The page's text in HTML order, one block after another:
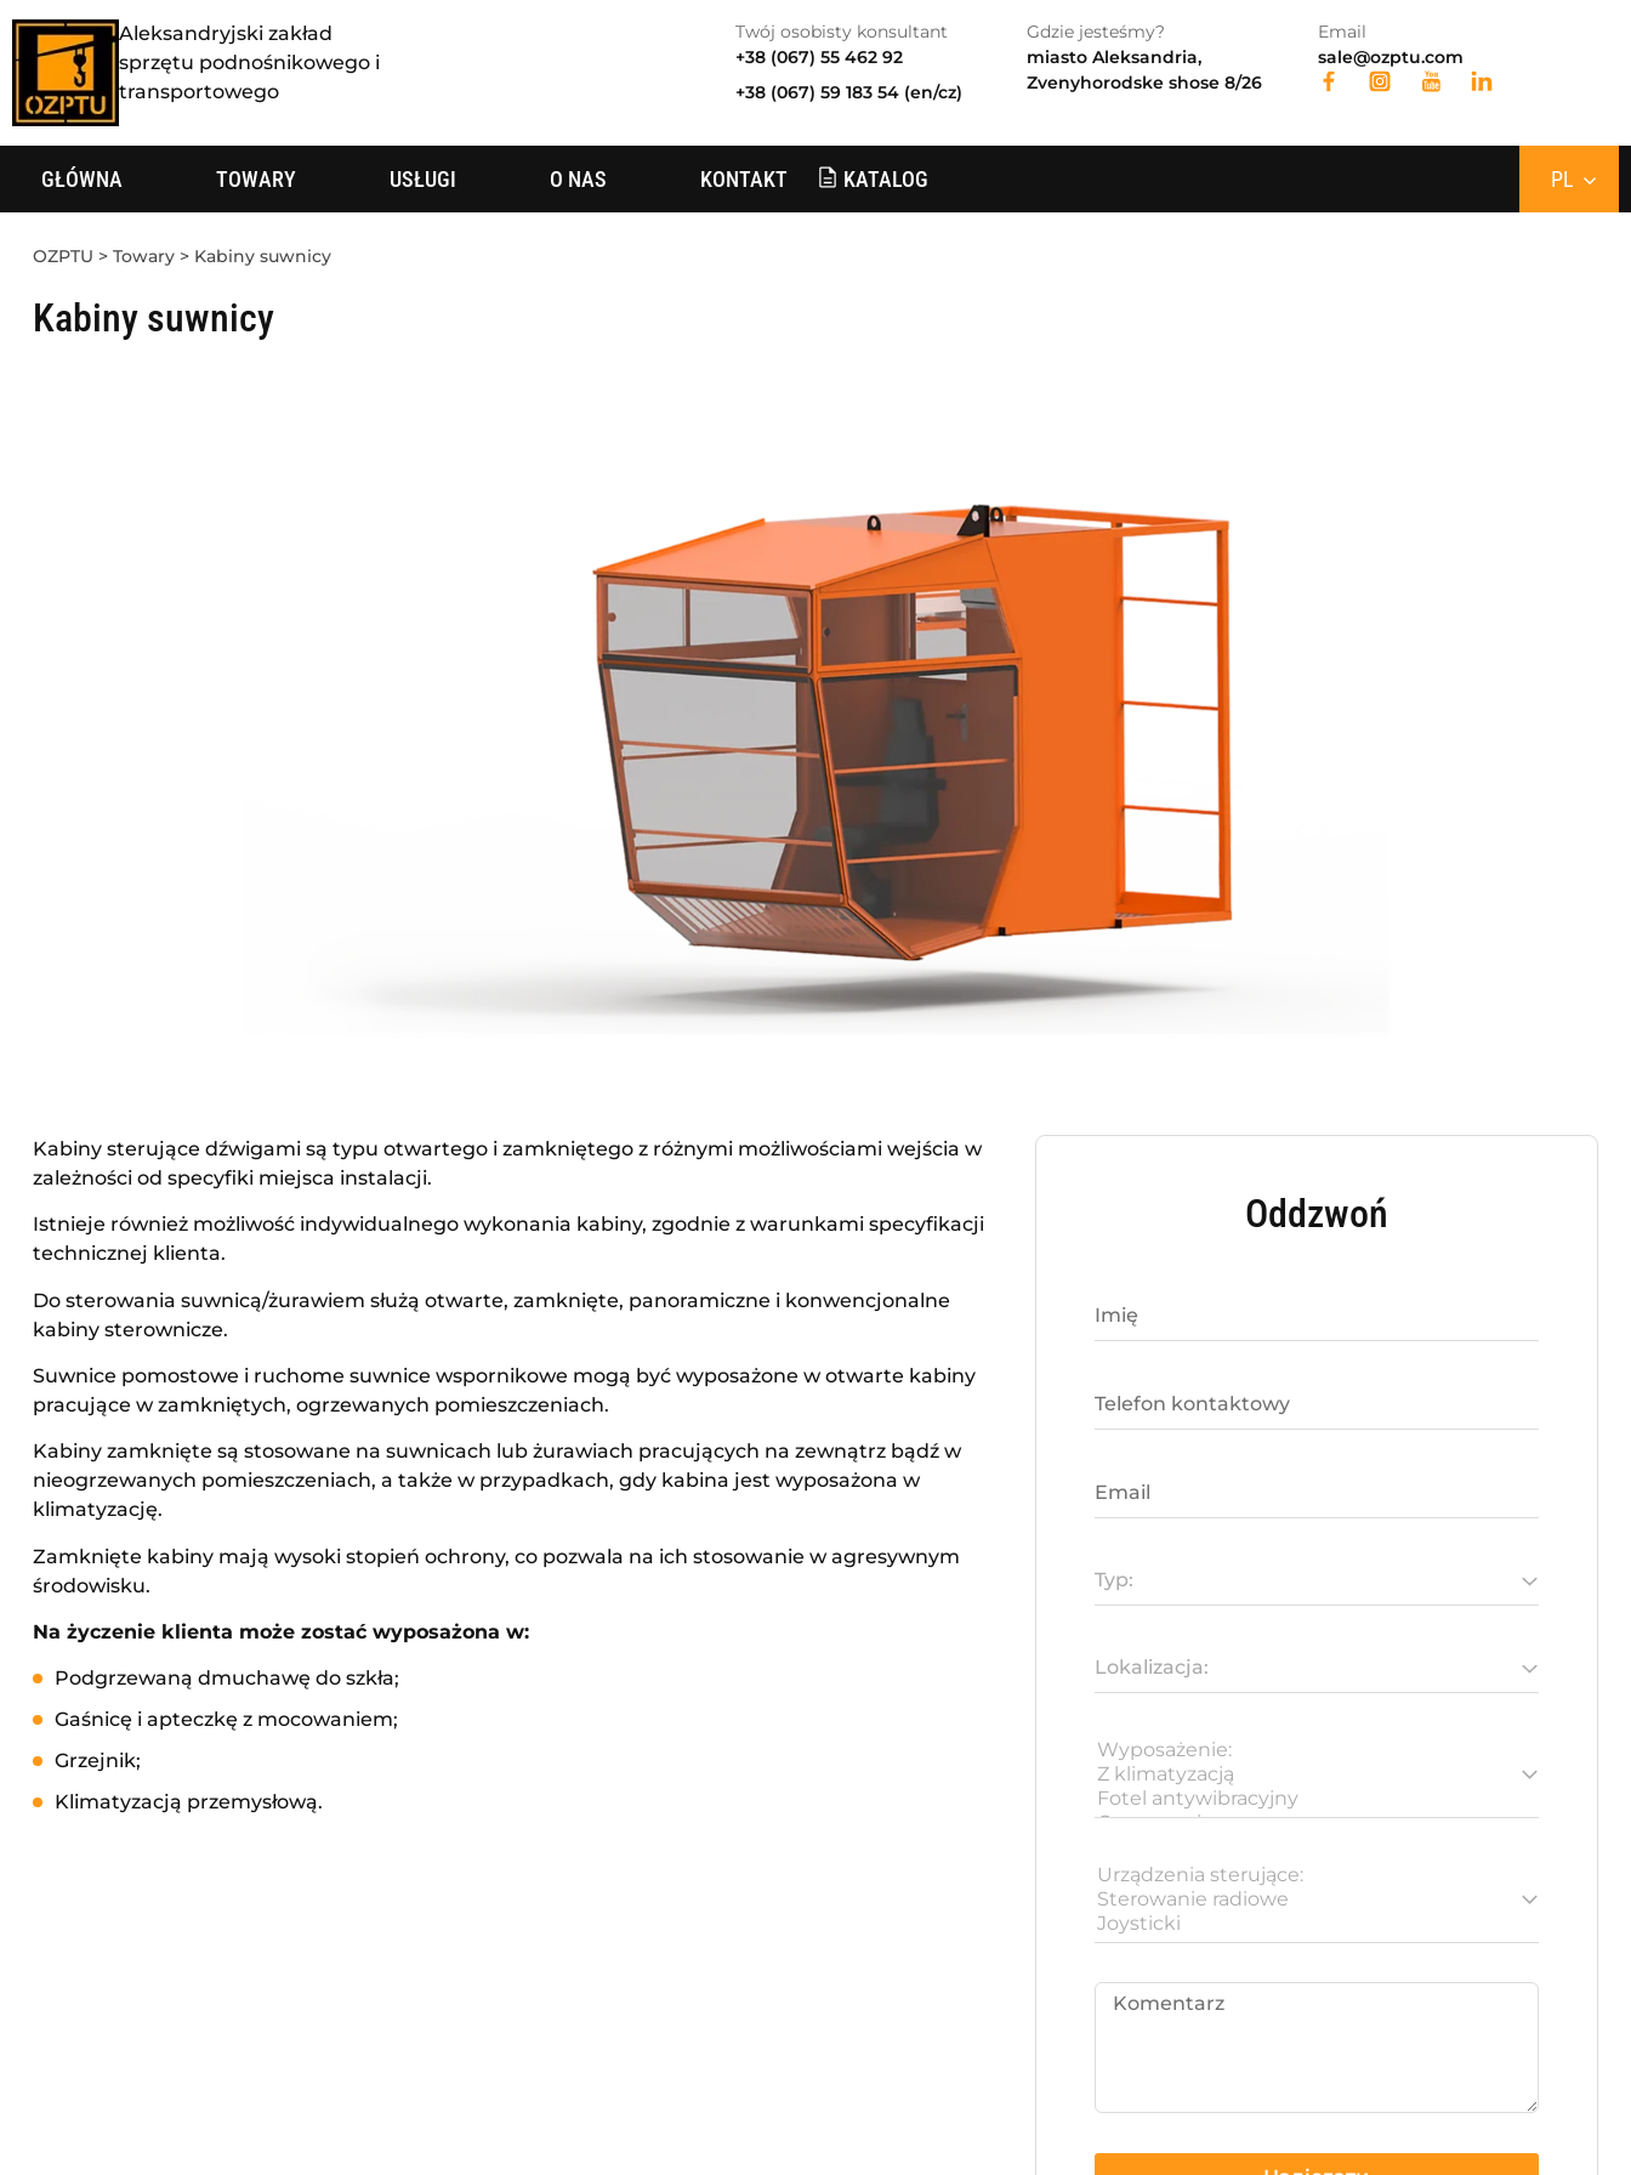
Aleksandryjski zakład
sprzętu podnośnikowego i
transportowego
Twój osobisty konsultant
+38 (067) 55 462 92
+38 (067) 59 183 54 (en/cz)
Gdzie jesteśmy?
miasto Aleksandria,
Zvenyhorodske shose 8/26
Email
sale@ozptu.com
GŁÓWNA TOWARY USŁUGI O NAS KONTAKT KATALOG PL
RU
OZPTU > Towary> Kabiny suwnicy
Kabiny suwnicy
Kabiny sterujące dźwigami są typu otwartego i zamkniętego z różnymi możliwościami wejścia w
zależności od specyfiki miejsca instalacji.
Istnieje również możliwość indywidualnego wykonania kabiny, zgodnie z warunkami specyfikacji
technicznej klienta.
Do sterowania suwnicą/żurawiem służą otwarte, zamknięte, panoramiczne i konwencjonalne
kabiny sterownicze.
Suwnice pomostowe i ruchome suwnice wspornikowe mogą być wyposażone w otwarte kabiny
pracujące w zamkniętych, ogrzewanych pomieszczeniach.
Kabiny zamknięte są stosowane na suwnicach lub żurawiach pracujących na zewnątrz bądź w
nieogrzewanych pomieszczeniach, a także w przypadkach, gdy kabina jest wyposażona w
klimatyzację.
Zamknięte kabiny mają wysoki stopień ochrony, co pozwala na ich stosowanie w agresywnym
środowisku.
Na życzenie klienta może zostać wyposażona w:
Podgrzewaną dmuchawę do szkła;
Gaśnicę i apteczkę z mocowaniem;
Grzejnik;
Klimatyzacją przemysłową.
Oddzwoń